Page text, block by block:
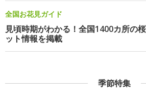
全国お花見ガイド
見頃時期がわかる！全国1400カ所の
ット情報を掲載
季節特集